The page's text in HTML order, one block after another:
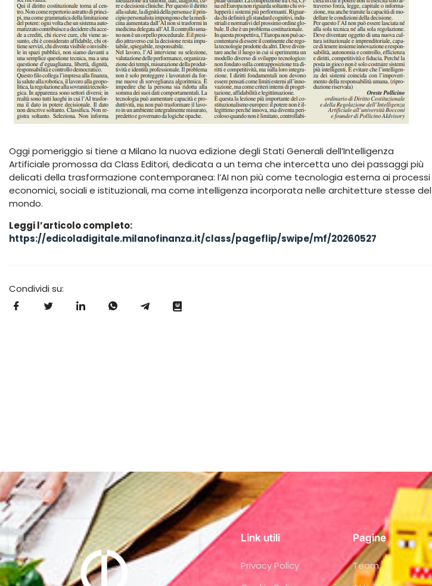
Oggi pomeriggio si tiene a Milano la nuova edizione degli Stati Generali dell’Intelligenza
Artificiale promossa da Class Editori, dedicata a un tema che intercetta uno dei passaggi più
delicati della trasformazione contemporanea: l’AI non più come tecnologia esterna ai processi
economici, sociali e istituzionali, ma come intelligenza incorporata nelle architetture stesse del
mondo.
Leggi l’articolo completo:
https://edicoladigitale.milanofinanza.it/class/pageflip/swipe/mf/20260527
Condividi su:
Link utili
Privacy Policy
Pagine
Team